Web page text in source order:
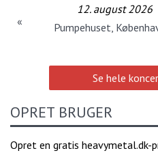
12. august 2026
Pumpehuset,
«
Se hele
OPRET BRUGER
Opret en gratis heavymetal.dk-